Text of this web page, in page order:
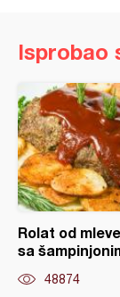
Isprobao
Rolat od
sa
48874